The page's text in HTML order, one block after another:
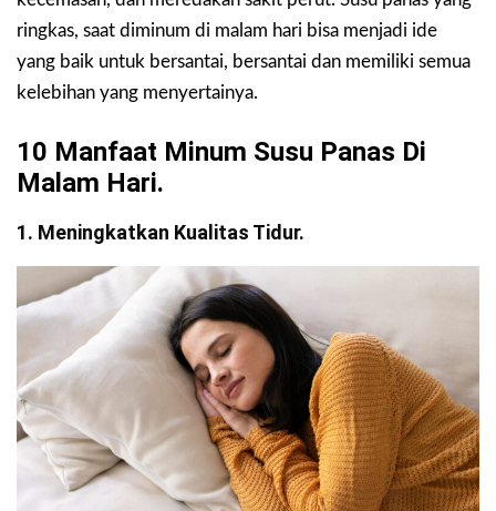
ringkas, saat diminum di malam hari bisa menjadi ide
yang baik untuk bersantai, bersantai dan memiliki semua
kelebihan yang menyertainya.
10 Manfaat Minum Susu Panas Di
Malam Hari.
1. Meningkatkan Kualitas Tidur.